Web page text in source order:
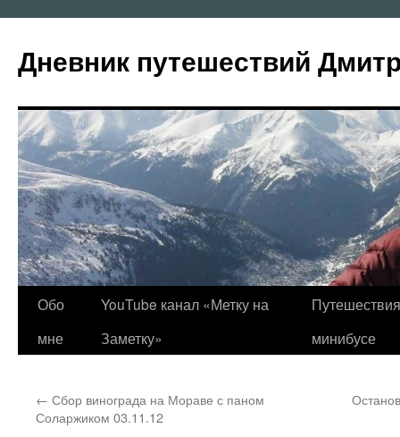
содержимому
Дневник путешествий
Обо
мне
YouTube канал «Метку на
Заметку»
минибусе
← Сбор винограда на Мораве с паном
Соларжиком 03.11.12